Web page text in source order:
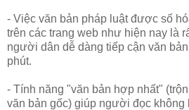
- Việc văn bản pháp luật được số
trên các trang web như hiện nay là
người dân dễ dàng tiếp cận văn
phút.
- Tính năng "văn bản hợp nhất"
văn bản gốc) giúp người đọc không